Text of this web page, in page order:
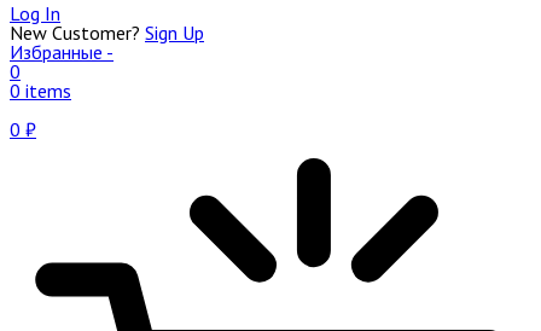
Log In
New Customer? Sign Up
Избранные -
0
0 items
0 ₽